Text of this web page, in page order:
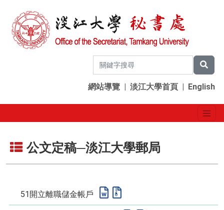
網站導覽 | 淡江大學首頁 | English
公文定稿─淡江大學郵局
51開立離職儲金帳戶